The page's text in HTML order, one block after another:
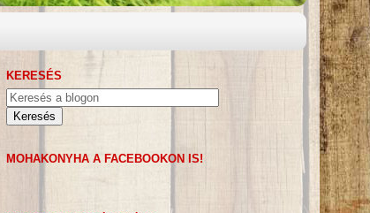
KERESÉS
MOHAKONYHA A FACEBOOKON IS!